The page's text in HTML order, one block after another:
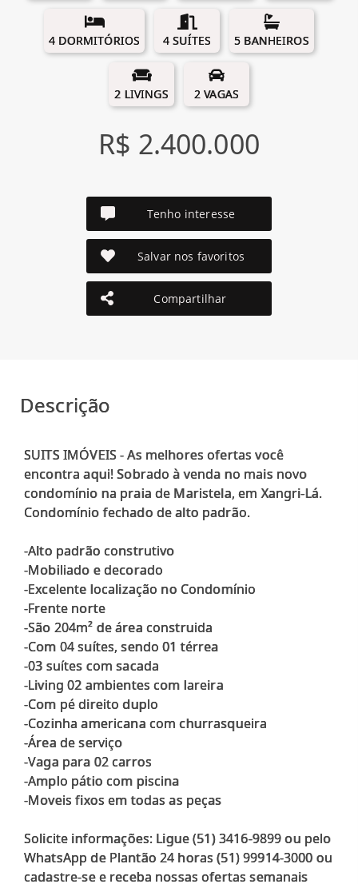
4 DORMITÓRIOS 4 SUÍTES 5 BANHEIROS
2 LIVINGS 2 VAGAS
R$ 2.400.000
Tenho interesse
Salvar nos favoritos
Compartilhar
Descrição
SUITS IMÓVEIS - As melhores ofertas você
encontra aqui! Sobrado à venda no mais novo
condomínio na praia de Maristela, em Xangri-Lá.
Condomínio fechado de alto padrão.
-Alto padrão construtivo
-Mobiliado e decorado
-Excelente localização no Condomínio
-Frente norte
-São 204m² de área construida
-Com 04 suítes, sendo 01 térrea
-03 suítes com sacada
-Living 02 ambientes com lareira
-Com pé direito duplo
-Cozinha americana com churrasqueira
-Área de serviço
-Vaga para 02 carros
-Amplo pátio com piscina
-Moveis fixos em todas as peças
Solicite informações: Ligue (51) 3416-9899 ou pelo
WhatsApp de Plantão 24 horas (51) 99914-3000 ou
cadastre-se e receba nossas ofertas semanais